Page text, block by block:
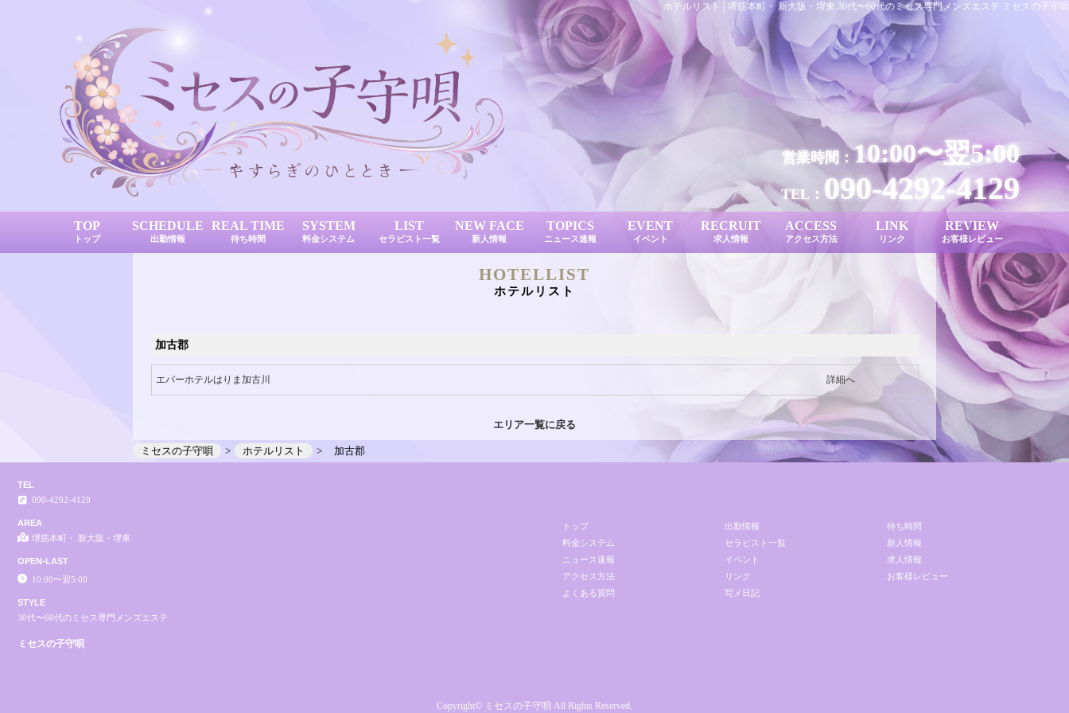
ホテルリスト│堺筋本町・ 新大阪・堺東 30代〜60代のミセス専門メンズエステ ミセスの子守唄
営業時間： 10:00〜翌5:00
TEL： 090-4292-4129
TOP
トップ
SCHEDULE
出勤情報
REAL TIME
待ち時間
SYSTEM
料金システム
LIST
セラピスト一覧
NEW FACE
新人情報
TOPICS
ニュース速報
EVENT
イベント
RECRUIT
求人情報
ACCESS
アクセス方法
LINK
リンク
REVIEW
お客様レビュー
HOTELLIST
ホテルリスト
加古郡
エバーホテルはりま加古川 詳細へ
エリア一覧に戻る
ミセスの子守唄 ホテルリスト 加古郡
TEL
090-4292-4129
AREA
堺筋本町・ 新大阪・堺東
OPEN-LAST
10:00〜翌5:00
STYLE
30代〜60代のミセス専門メンズエステ
ミセスの子守唄
トップ 出勤情報
待ち時間
料金システム
セラピスト一覧
新人情報
ニュース速報
イベント
求人情報
アクセス方法
リンク
お客様レビュー
よくある質問
写メ日記
Copyright© ミセスの子守唄 All Rights Reserved.